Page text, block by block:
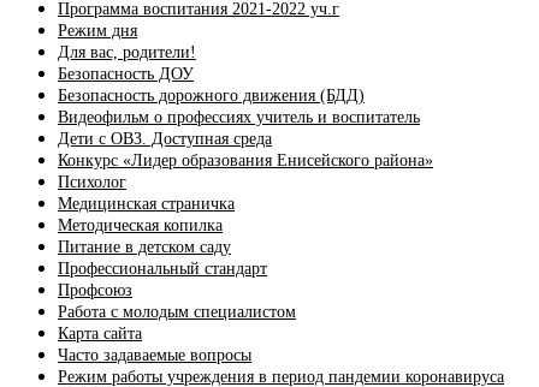
Программа воспитания 2021-2022 уч.г
Режим дня
Для вас, родители!
Безопасность ДОУ
Безопасность дорожного движения (БДД)
Видеофильм о профессиях учитель и воспитатель
Дети с ОВЗ. Доступная среда
Конкурс «Лидер образования Енисейского района»
Психолог
Медицинская страничка
Методическая копилка
Питание в детском саду
Профессиональный стандарт
Профсоюз
Работа с молодым специалистом
Карта сайта
Часто задаваемые вопросы
Режим работы учреждения в период пандемии коронавируса